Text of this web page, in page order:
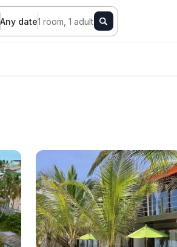
Any date1 room, 1 adult